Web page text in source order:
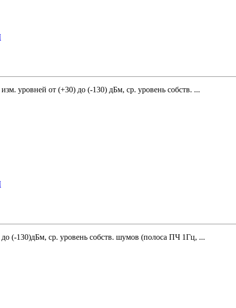
уровней от (+30) до (-130) дБм, ср. уровень собств. ...
(-130)дБм, ср. уровень собств. шумов (полоса ПЧ 1Гц, ...